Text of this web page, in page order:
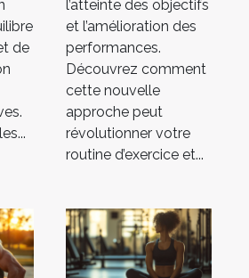
de
l’atteinte des objectifs
et l’amélioration des
performances.
Découvrez comment
cette nouvelle
approche peut
révolutionner votre
routine d’exercice et...